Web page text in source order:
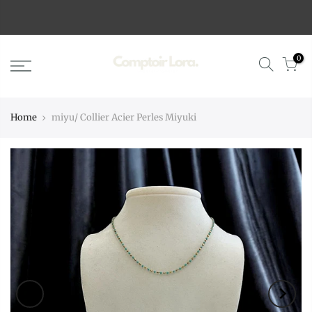
0
Home miyu/ Collier Acier Perles Miyuki